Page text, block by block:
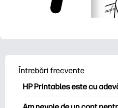
Întrebări frecvente
HP Printables este cu
HP Printables oferă peste